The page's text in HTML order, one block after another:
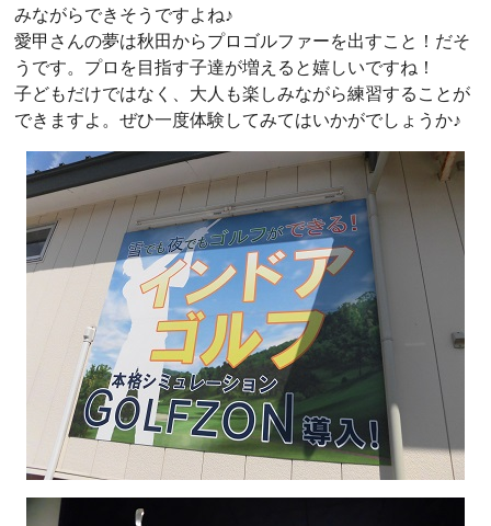
みながらできそうですよね♪
愛甲さんの夢は秋田からプロゴルファーを出すこと！だそ
うです。プロを目指す子達が増えると嬉しいですね！
子どもだけではなく、大人も楽しみながら練習することが
できますよ。ぜひ一度体験してみてはいかがでしょうか♪